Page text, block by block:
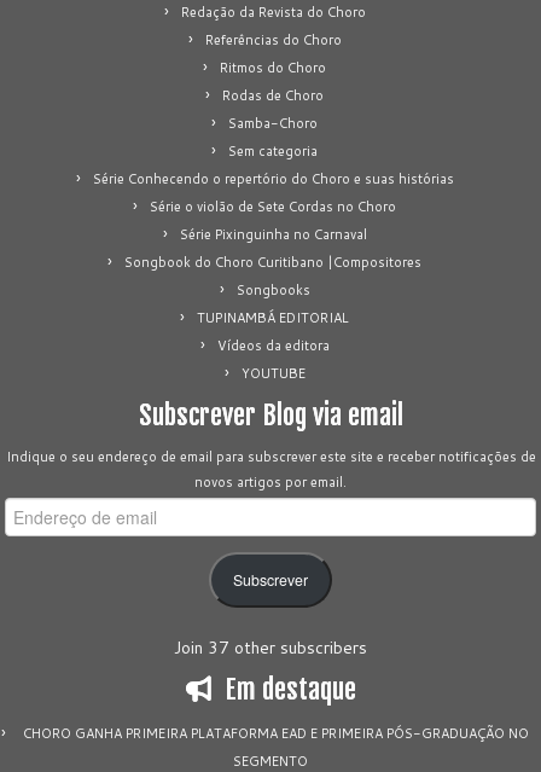
Redação da Revista do Choro
Referências do Choro
Ritmos do Choro
Rodas de Choro
Samba-Choro
Sem categoria
Série Conhecendo o repertório do Choro e suas histórias
Série o violão de Sete Cordas no Choro
Série Pixinguinha no Carnaval
Songbook do Choro Curitibano |Compositores
Songbooks
TUPINAMBÁ EDITORIAL
Vídeos da editora
YOUTUBE
Subscrever Blog via email
Indique o seu endereço de email para subscrever este site e receber notificações de
novos artigos por email.
Endereço
de
Subscrever
Join 37 other subscribers
Em destaque
CHORO GANHA PRIMEIRA PLATAFORMA EAD E PRIMEIRA PÓS-GRADUAÇÃO NO
SEGMENTO